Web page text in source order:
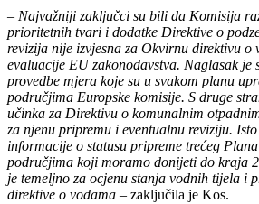
– Najvažniji zaključci su bili da Komisija
prioritetnih tvari i dodatke Direktive o
revizija nije izvjesna za Okvirnu direktivu o
evaluacije EU zakonodavstva. Naglasak je
provedbe mjera koje su u svakom planu
područjima Europske komisije. S druge
učinka za Direktivu o komunalnim
za njenu pripremu i eventualnu reviziju.
informacije o statusu pripreme trećeg
područjima koji moramo donijeti do kraja
je temeljno za ocjenu stanja vodnih tijela i
direktive o vodama – zaključila je Kos.